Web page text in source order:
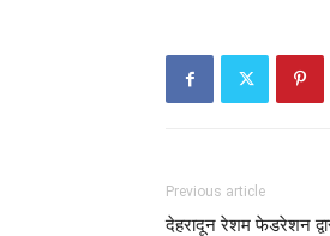
Previous article
देहरादून रेशम फेडरेशन